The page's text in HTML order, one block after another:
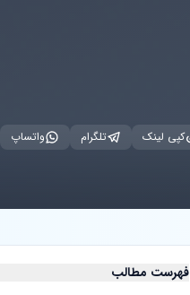
کپی لینک تلگرام واتساپ
فهرست مطالب